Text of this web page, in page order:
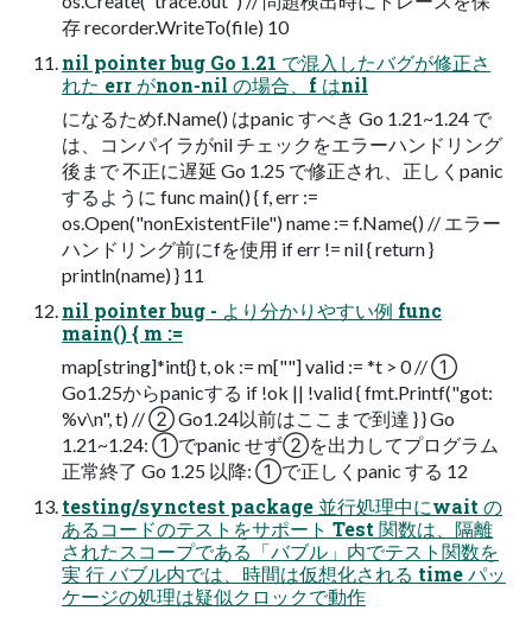
存 recorder.WriteTo(file) 10
nil pointer bug Go 1.21 で混入したバグが修正さ
れた err がnon-nil の場合、f はnil
になるためf.Name() はpanic すべき Go 1.21~1.24 で
は、コンパイラがnil チェックをエラーハンドリング
後まで 不正に遅延 Go 1.25 で修正され、正しくpanic
するように func main() { f, err :=
os.Open("nonExistentFile") name := f.Name() // エラー
ハンドリング前にfを使用 if err != nil { return }
println(name) } 11
nil pointer bug - より分かりやすい例 func
main() { m :=
map[string]*int{} t, ok := m[""] valid := *t > 0 // ①
Go1.25からpanicする if !ok || !valid { fmt.Printf("got:
%v\n", t) // ② Go1.24以前はここまで到達 } } Go
1.21~1.24: ①でpanic せず②を出力してプログラム
正常終了 Go 1.25 以降: ①で正しくpanic する 12
testing/synctest package 並行処理中にwait の
あるコードのテストをサポート Test 関数は、隔離
されたスコープである「バブル」内でテスト関数を
実 行 バブル内では、時間は仮想化される time パッ
ケージの処理は疑似クロックで動作